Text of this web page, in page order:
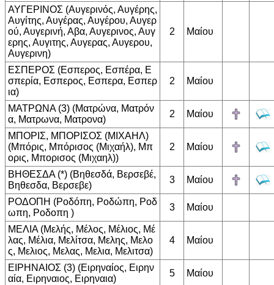
ΑΥΓΕΡΙΝΟΣ (Αυγερινός, Αυγέρης,
Αυγίτης, Αυγέρας, Αυγέρου, Αυγερ
ού, Αυγερινή, Αβα, Αυγερινος, Αυγ
ερης, Αυγιτης, Αυγερας, Αυγερου,
Αυγερινη)
2 Μαίου
ΕΣΠΕΡΟΣ (Εσπερος, Εσπέρα, Ε
σπερία, Εσπερος, Εσπερα, Εσπερ
ια)
2 Μαίου
ΜΑΤΡΩΝΑ (3) (Ματρώνα, Ματρόν
α, Ματρωνα, Ματρονα)
2 Μαίου
ΜΠΟΡΙΣ, ΜΠΟΡΙΣΟΣ (ΜΙΧΑΗΛ)
(Μπόρις, Μπόρισος (Μιχαήλ), Μπ
ορις, Μπορισος (Μιχαηλ))
2 Μαίου
ΒΗΘΕΣΔΑ (*) (Βηθεσδά, Βερσεβέ,
Βηθεσδα, Βερσεβε)
3 Μαίου
ΡΟΔΟΠΗ (Ροδόπη, Ροδώπη, Ροδ
ωπη, Ροδοπη )
3 Μαίου
ΜΕΛΙΑ (Μελής, Μέλος, Μέλιος, Μέ
λας, Μέλια, Μελίτσα, Μελης, Μελο
ς, Μελιος, Μελας, Μελια, Μελιτσα)
4 Μαίου
ΕΙΡΗΝΑΙΟΣ (3) (Ειρηναίος, Ειρην
αία, Ειρηναιος, Ειρηναια)
5 Μαίου